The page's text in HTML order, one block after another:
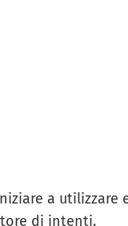
a
di intenti.